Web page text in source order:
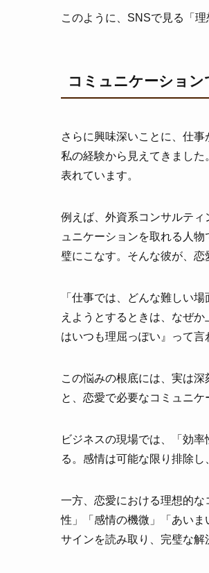
このように、SNSで見る「
コミュニケーション
さらに興味深いことに、仕
私の経験から見えてきまし
表れています。
例えば、外資系コンサルテ
ュニケーションを取れる人
璧にこなす。そんな彼が、恋
「仕事では、どんな難しい
えようとするときは、なぜ
はいつも理屈っぽい』って言
この悩みの根底には、実は
と、恋愛で必要なコミュニケ
ビジネスの現場では、「効
る。感情は可能な限り排除
一方、恋愛における理想的
性」「感情の機微」「あい
サインを読み取り、完璧な解